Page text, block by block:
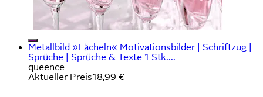
Metallbild »Lächeln« Motivationsbilder | Schriftzug |
Sprüche | Sprüche & Texte 1 Stk....
queence
Aktueller Preis18,99 €